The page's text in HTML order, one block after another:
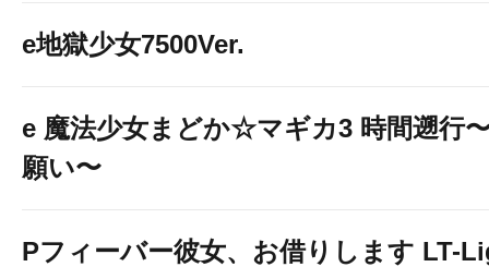
e地獄少女7500Ver.
e 魔法少女まどか☆マギカ3 時間遡行
願い〜
Pフィーバー彼女、お借りします LT-